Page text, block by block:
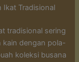
Ikat Tradisional
tradisional sering
kain dengan pola-
koleksi busana